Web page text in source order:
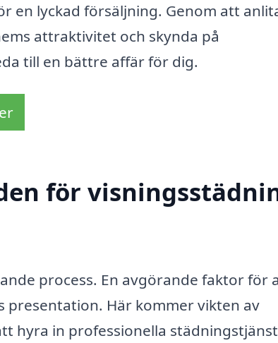
en lyckad försäljning. Genom att
attraktivitet och skynda på
till en bättre affär för dig.
för
process. En avgörande faktor för
presentation. Här kommer vikten av
hyra in professionella